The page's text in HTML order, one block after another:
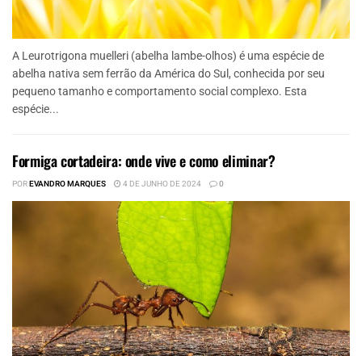
A Leurotrigona muelleri (abelha lambe-olhos) é uma espécie de
abelha nativa sem ferrão da América do Sul, conhecida por seu
pequeno tamanho e comportamento social complexo. Esta
espécie...
Formiga cortadeira: onde vive e como eliminar?
POREVANDRO MARQUES 4 DE JUNHO DE 2024 0